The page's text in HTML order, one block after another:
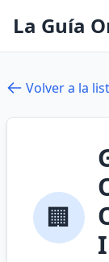
La Guía
Volver a la
🏢